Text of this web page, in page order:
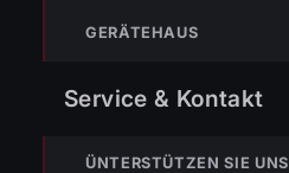
GERÄTEHAUS
Service & Kontakt
ÜNTERSTÜTZEN SIE UNS